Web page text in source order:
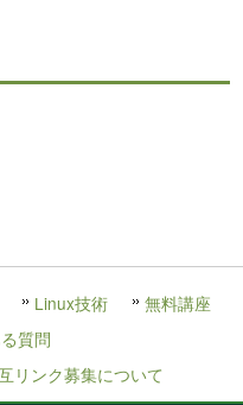
Linux技術
無料講座
質問
リンク募集について